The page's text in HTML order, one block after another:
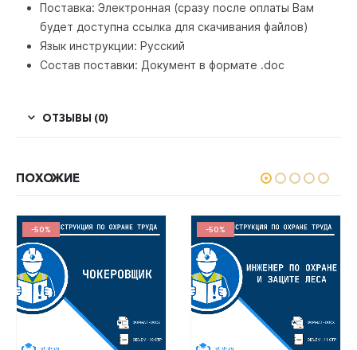
Поставка: Электронная (сразу после оплаты Вам
будет доступна ссылка для скачивания файлов)
Язык инструкции: Русский
Состав поставки: Документ в формате .doc
ОТЗЫВЫ (0)
ПОХОЖИЕ
-50% -50%